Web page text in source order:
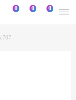
0 0 0